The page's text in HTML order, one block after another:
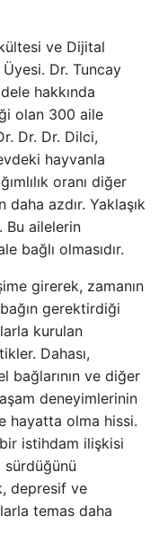
ve Dijital
Üyesi. Dr. Tuncay
hakkında
olan 300 aile
Dr. Dr. Dilci,
hayvanla
oranı diğer
daha azdır. Yaklaşık
Bu ailelerin
bağlı olmasıdır.
girerek, zamanın
gerektirdiği
kurulan
Dahası,
bağlarının ve diğer
deneyimlerinin
hayatta olma hissi.
istihdam ilişkisi
depresif ve
temas daha